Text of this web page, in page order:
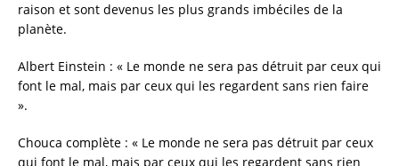
raison et sont devenus les plus grands imbéciles de la
planète.
Albert Einstein : « Le monde ne sera pas détruit par ceux qui
font le mal, mais par ceux qui les regardent sans rien faire
».
Chouca complète : « Le monde ne sera pas détruit par ceux
qui font le mal, mais par ceux qui les regardent sans rien